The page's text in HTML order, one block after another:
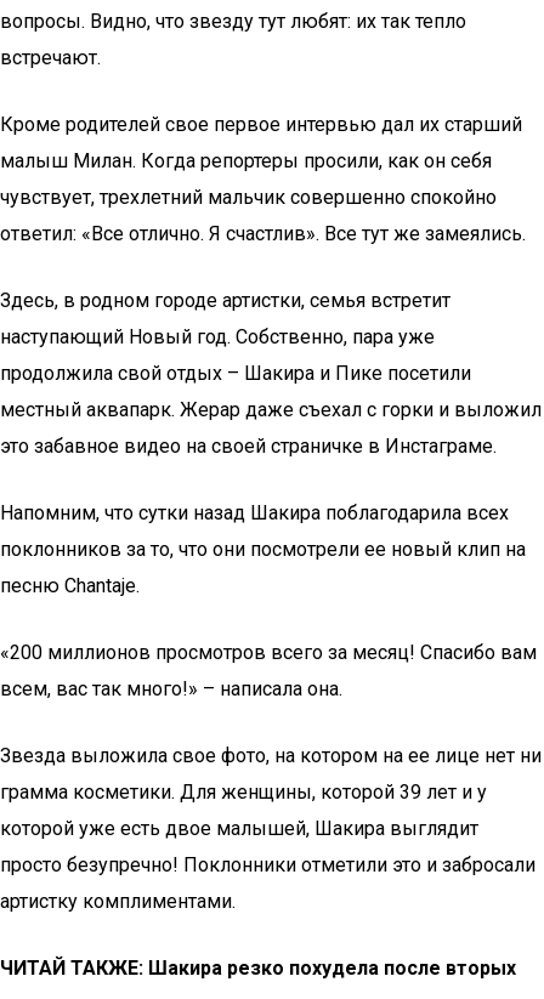
вопросы. Видно, что звезду тут любят: их так тепло
встречают.
Кроме родителей свое первое интервью дал их старший
малыш Милан. Когда репортеры просили, как он себя
чувствует, трехлетний мальчик совершенно спокойно
ответил: «Все отлично. Я счастлив». Все тут же замеялись.
Здесь, в родном городе артистки, семья встретит
наступающий Новый год. Собственно, пара уже
продолжила свой отдых – Шакира и Пике посетили
местный аквапарк. Жерар даже съехал с горки и выложил
это забавное видео на своей страничке в Инстаграме.
Напомним, что сутки назад Шакира поблагодарила всех
поклонников за то, что они посмотрели ее новый клип на
песню Chantaje.
«200 миллионов просмотров всего за месяц! Спасибо вам
всем, вас так много!» – написала она.
Звезда выложила свое фото, на котором на ее лице нет ни
грамма косметики. Для женщины, которой 39 лет и у
которой уже есть двое малышей, Шакира выглядит
просто безупречно! Поклонники отметили это и забросали
артистку комплиментами.
ЧИТАЙ ТАКЖЕ: Шакира резко похудела после вторых